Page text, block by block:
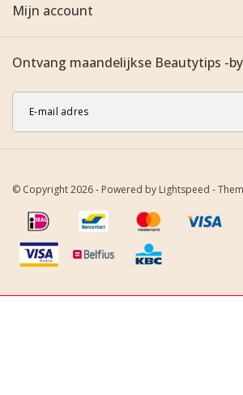
Mijn account
Ontvang maandelijkse Beautytips -by
© Copyright 2026 - Powered by Lightspeed -